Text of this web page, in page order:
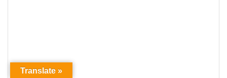
Translate »